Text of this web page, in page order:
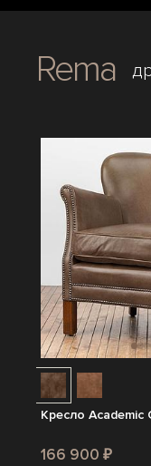
Rema
Кресло Academic
166 900 ₽